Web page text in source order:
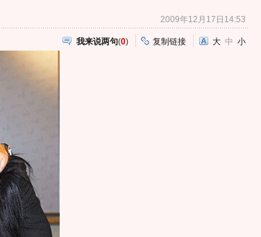
2009年12月17日14:53
我来说两句(0) 复制链接 大 中 小